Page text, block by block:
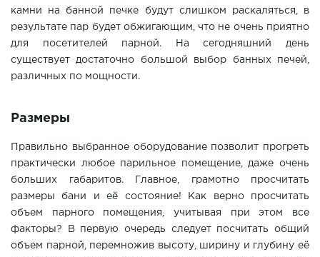
камни на банной печке будут слишком раскаляться, в
результате пар будет обжигающим, что не очень приятно
для посетителей парной. На сегодняшний день
существует достаточно большой выбор банных печей,
различных по мощности.
Размеры
Правильно выбранное оборудование позволит прогреть
практически любое парильное помещение, даже очень
больших габаритов. Главное, грамотно просчитать
размеры бани и её состояние! Как верно просчитать
объем парного помещения, учитывая при этом все
факторы? В первую очередь следует посчитать общий
объем парной, перемножив высоту, ширину и глубину её